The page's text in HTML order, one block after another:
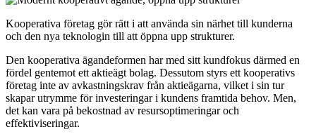
Kooperativa företag gör rätt i att använda sin närhet till kunderna
och den nya teknologin till att öppna upp strukturer.
Den kooperativa ägandeformen har med sitt kundfokus därmed en
fördel gentemot ett aktieägt bolag. Dessutom styrs ett kooperativs
företag inte av avkastningskrav från aktieägarna, vilket i sin tur
skapar utrymme för investeringar i kundens framtida behov. Men,
det kan vara på bekostnad av resursoptimeringar och
effektiviseringar.